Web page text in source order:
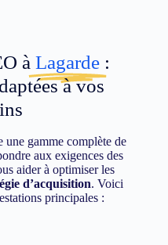
à Lagarde :
à vos
une gamme complète de
aux exigences des
aider à optimiser les
d’acquisition. Voici
principales :